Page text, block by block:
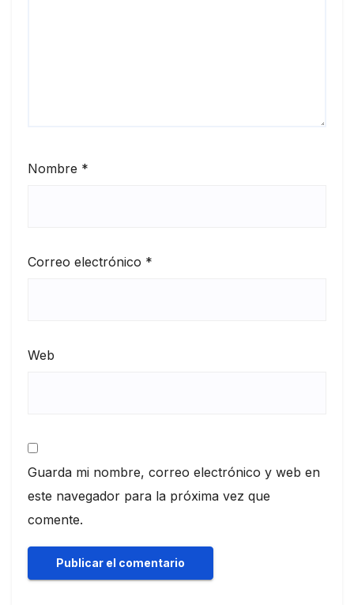
Nombre *
Correo electrónico *
Web
Guarda mi nombre, correo electrónico y web en
este navegador para la próxima vez que
comente.